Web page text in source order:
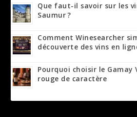
Que faut-il savoir sur les
Saumur ?
Comment Winesearcher
découverte des vins en
Pourquoi choisir le Gamay
rouge de caractère